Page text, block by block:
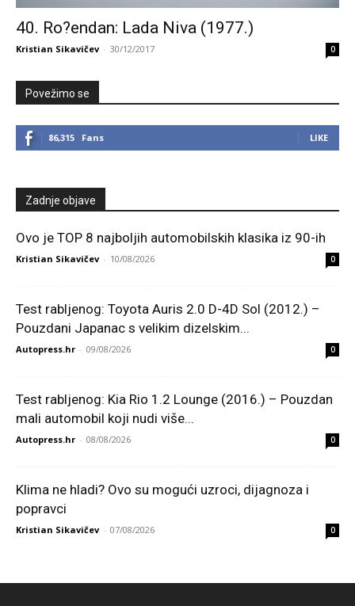
40. Ro?endan: Lada Niva (1977.)
Kristian Sikavičev - 30/12/2017 0
Povežimo se
86,315 Fans LIKE
Zadnje objave
Ovo je TOP 8 najboljih automobilskih klasika iz 90-ih
Kristian Sikavičev - 10/08/2026 0
Test rabljenog: Toyota Auris 2.0 D-4D Sol (2012.) –
Pouzdani Japanac s velikim dizelskim...
Autopress.hr - 09/08/2026 0
Test rabljenog: Kia Rio 1.2 Lounge (2016.) – Pouzdan
mali automobil koji nudi više...
Autopress.hr - 08/08/2026 0
Klima ne hladi? Ovo su mogući uzroci, dijagnoza i
popravci
Kristian Sikavičev - 07/08/2026 0